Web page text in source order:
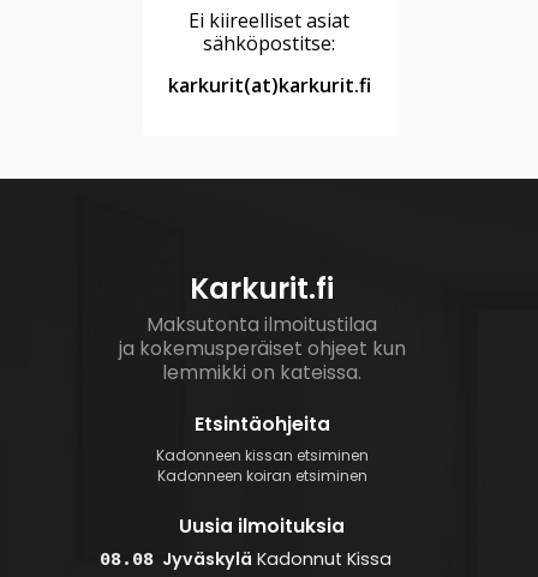
Ei kiireelliset asiat
sähköpostitse:
karkurit(at)karkurit.fi
Karkurit.fi
Maksutonta ilmoitustilaa
ja kokemusperäiset ohjeet kun
lemmikki on kateissa.
Etsintäohjeita
Kadonneen kissan etsiminen
Kadonneen koiran etsiminen
Uusia ilmoituksia
08.08 Jyväskylä Kadonnut Kissa